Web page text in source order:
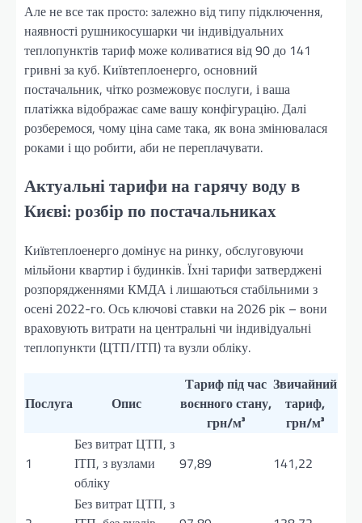
Але не все так просто: залежно від типу підключення,
наявності рушникосушарки чи індивідуальних
теплопунктів тариф може коливатися від 90 до 141
гривні за куб. Київтеплоенерго, основний
постачальник, чітко розмежовує послуги, і ваша
платіжка відображає саме вашу конфігурацію. Далі
розберемося, чому ціна саме така, як вона змінювалася
роками і що робити, аби не переплачувати.
Актуальні тарифи на гарячу воду в
Києві: розбір по постачальниках
Київтеплоенерго домінує на ринку, обслуговуючи
мільйони квартир і будинків. Їхні тарифи затверджені
розпорядженнями КМДА і лишаються стабільними з
осені 2022-го. Ось ключові ставки на 2026 рік – вони
враховують витрати на центральні чи індивідуальні
теплопункти (ЦТП/ІТП) та вузли обліку.
Послуга Опис
Тариф під час
воєнного стану,
грн/м³
Звичайний
тариф,
грн/м³
1
Без витрат ЦТП, з
ІТП, з вузлами
обліку
97,89 141,22
Без витрат ЦТП, з